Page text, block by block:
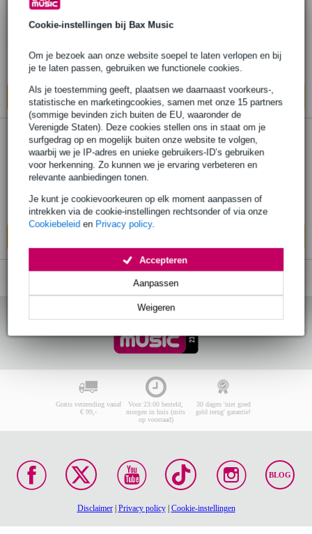
Cookie-instellingen bij Bax Music
Om je bezoek aan onze website soepel te laten verlopen en bij
je te laten passen, gebruiken we functionele cookies.
Als je toestemming geeft, plaatsen we daarnaast voorkeurs-,
statistische en marketingcookies, samen met onze 15 partners
(sommige bevinden zich buiten de EU, waaronder de
Verenigde Staten). Deze cookies stellen ons in staat om je
surfgedrag op en mogelijk buiten onze website te volgen,
waarbij we je IP-adres en unieke gebruikers-ID’s gebruiken
voor herkenning. Zo kunnen we je ervaring verbeteren en
relevante aanbiedingen tonen.
Je kunt je cookievoorkeuren op elk moment aanpassen of
intrekken via de cookie-instellingen rechtsonder of via onze
Cookiebeleid en Privacy policy.
Weigeren
Aanpassen
Accepteren
Op voorraad bij de leverancier
In mijn winkelwagen
NUX NUX-BS barstoel
€ 116,-
Levertijd onbekend
Gratis verzending vanaf
€ 99,-
Voor 23:00 besteld,
morgen in huis (mits
op voorraad)
30 dagen 'niet goed
geld terug' garantie!
BLOG
Disclaimer| Privacy policy| Cookie-instellingen